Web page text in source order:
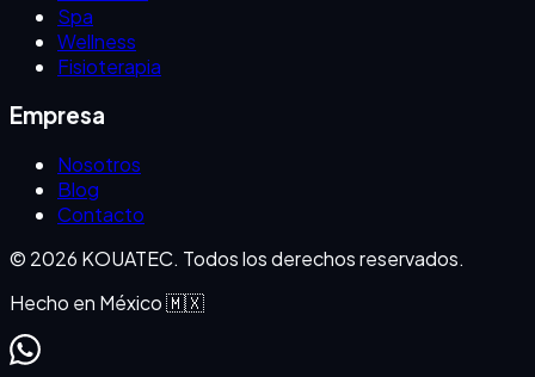
Spa
Wellness
Fisioterapia
Empresa
Nosotros
Blog
Contacto
© 2026 KOUATEC. Todos los derechos reservados.
Hecho en México 🇲🇽